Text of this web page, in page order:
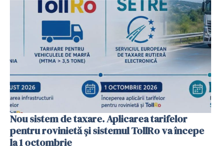
Nou sistem de taxare. Aplicarea tarifelor
pentru rovinietă şi sistemul TollRo va începe
la 1 octombrie